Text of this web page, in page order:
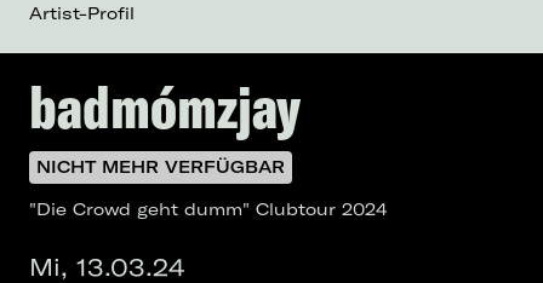
badmómzjay
NICHT MEHR VERFÜGBAR
"Die Crowd geht dumm" Clubtour 2024
Mi, 13.03.24
Artist-Profil